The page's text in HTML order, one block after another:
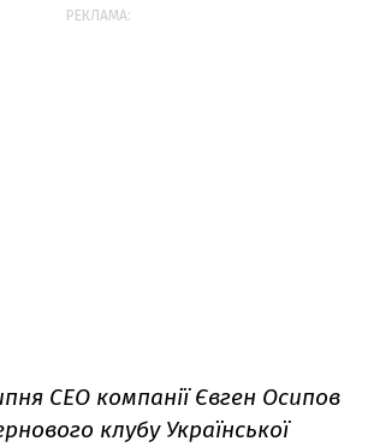
РЕКЛАМА:
CEO компанії Євген Осипов
клубу Української